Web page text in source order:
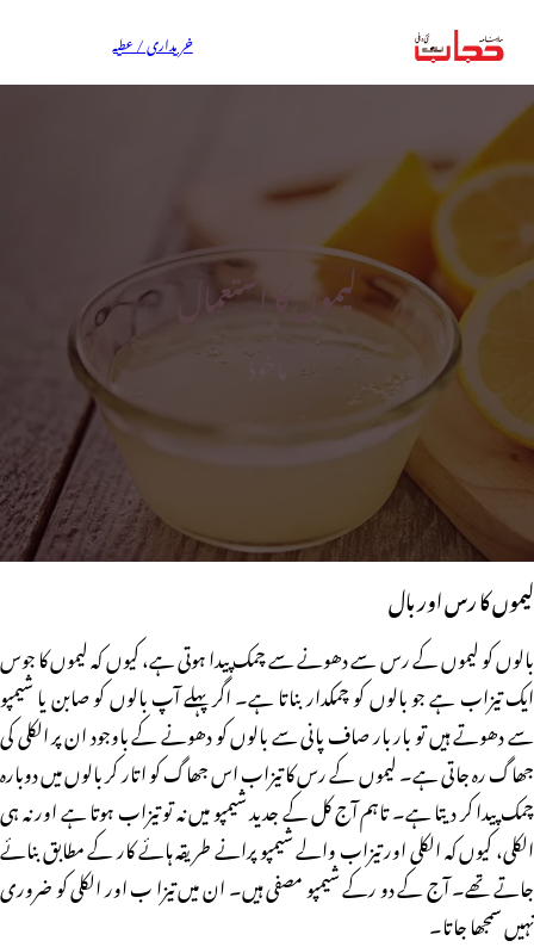
خریداری / عطیہ
لیموں کا استعمال
ماخوذ
لیموں کا رس اور بال
بالوں کو لیموں کے رس سے دھونے سے چمک پیدا ہوتی ہے، کیوں کہ لیموں کا جوس
ایک تیزاب ہے جو بالوں کو چمکدار بناتا ہے۔ اگر پہلے آپ بالوں کو صابن یا شیمپو
سے دھوتے ہیں تو بار بار صاف پانی سے بالوں کو دھونے کے باوجود ان پر الکلی کی
جھاگ رہ جاتی ہے۔ لیموں کے رس کا تیزاب اس جھاگ کو اتار کر بالوں میں دوبارہ
چمک پیدا کر دیتا ہے۔ تاہم آج کل کے جدید شیمپو میں نہ تو تیزاب ہوتا ہے اور نہ ہی
الکلی، کیوں کہ الکلی اور تیزاب والے شیمپو پرانے طریقہ ہائے کار کے مطابق بنائے
جاتے تھے۔ آج کے دو رکے شیمپو مصفی ہیں۔ ان میں تیزا ب اور الکلی کو ضروری
نہیں سمجھا جاتا۔